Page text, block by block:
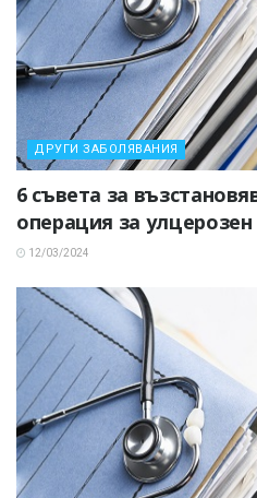
ДРУГИ ЗАБОЛЯВАНИЯ
6 съвета за
операция за
12/03/2024